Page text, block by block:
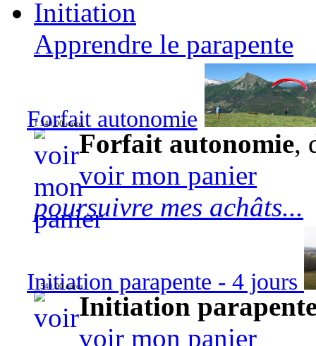
Initiation
Apprendre le parapente
Forfait autonomie
1 340,00 euros
Forfait autonomie,
voir mon panier
poursuivre mes achâts...
Initiation parapente - 4 jours
540,00 euros
Initiation
voir mon panier